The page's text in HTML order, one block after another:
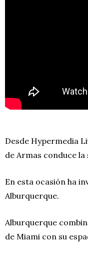
Desde Hypermedia
de Armas conduce la
En esta ocasión ha
Alburquerque.
Alburquerque
de Miami con su